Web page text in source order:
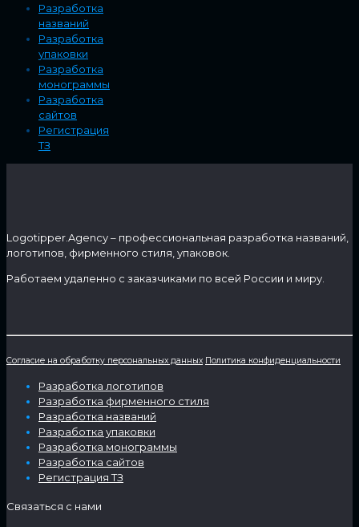
Разработка
названий
Разработка
упаковки
Разработка
монограммы
Разработка
сайтов
Регистрация
ТЗ
Logotipper.Agency – профессиональная разработка названий,
логотипов, фирменного стиля, упаковок.
Работаем удаленно с заказчиками по всей России и миру.
Согласие на обработку персональных данных Политика конфиденциальности
Разработка логотипов
Разработка фирменного стиля
Разработка названий
Разработка упаковки
Разработка монограммы
Разработка сайтов
Регистрация ТЗ
Связаться с нами